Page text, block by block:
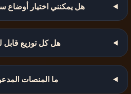
هل يمكنني اختيار
هل كل توزيع قابل
ما المنصات